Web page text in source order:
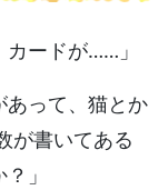
ードが……」
って、猫とか
が書いてある
」